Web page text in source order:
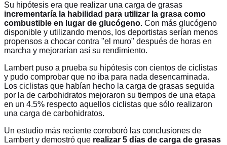
Su hipótesis era que realizar una carga de grasas
incrementaría la habilidad para utilizar la grasa como
combustible en lugar de glucógeno. Con más glucógeno
disponible y utilizando menos, los deportistas serían menos
propensos a chocar contra "el muro" después de horas en
marcha y mejorarían así su rendimiento.
Lambert puso a prueba su hipótesis con cientos de ciclistas
y pudo comprobar que no iba para nada desencaminada.
Los ciclistas que habían hecho la carga de grasas seguida
por la de carbohidratos mejoraron su tiempos de una etapa
en un 4.5% respecto aquellos ciclistas que sólo realizaron
una carga de carbohidratos.
Un estudio más reciente corroboró las conclusiones de
Lambert y demostró que realizar 5 días de carga de grasas